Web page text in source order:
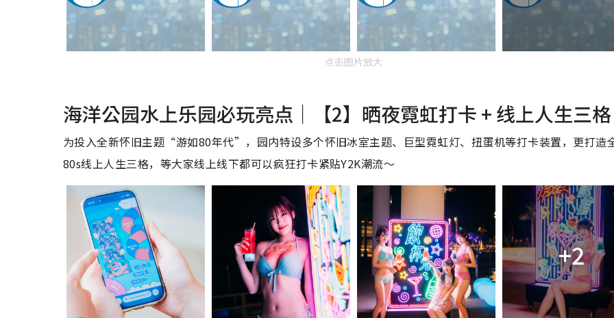
点击图片放大
海洋公园水上乐园必玩亮点｜【2】晒夜霓虹打卡 + 线上人生三格
为投入全新怀旧主题“游如80年代”，园内特设多个怀旧冰室主题、巨型霓虹灯、扭蛋机等打卡装置，更打造
80s线上人生三格，等大家线上线下都可以疯狂打卡紧贴Y2K潮流～
+2